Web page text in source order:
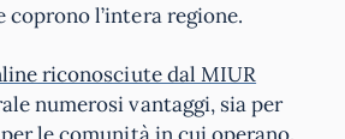
coprono l’intera regione.
riconosciute dal MIUR
numerosi vantaggi, sia per
le comunità in cui operano.